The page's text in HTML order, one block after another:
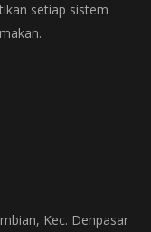
setiap sistem
Kec. Denpasar